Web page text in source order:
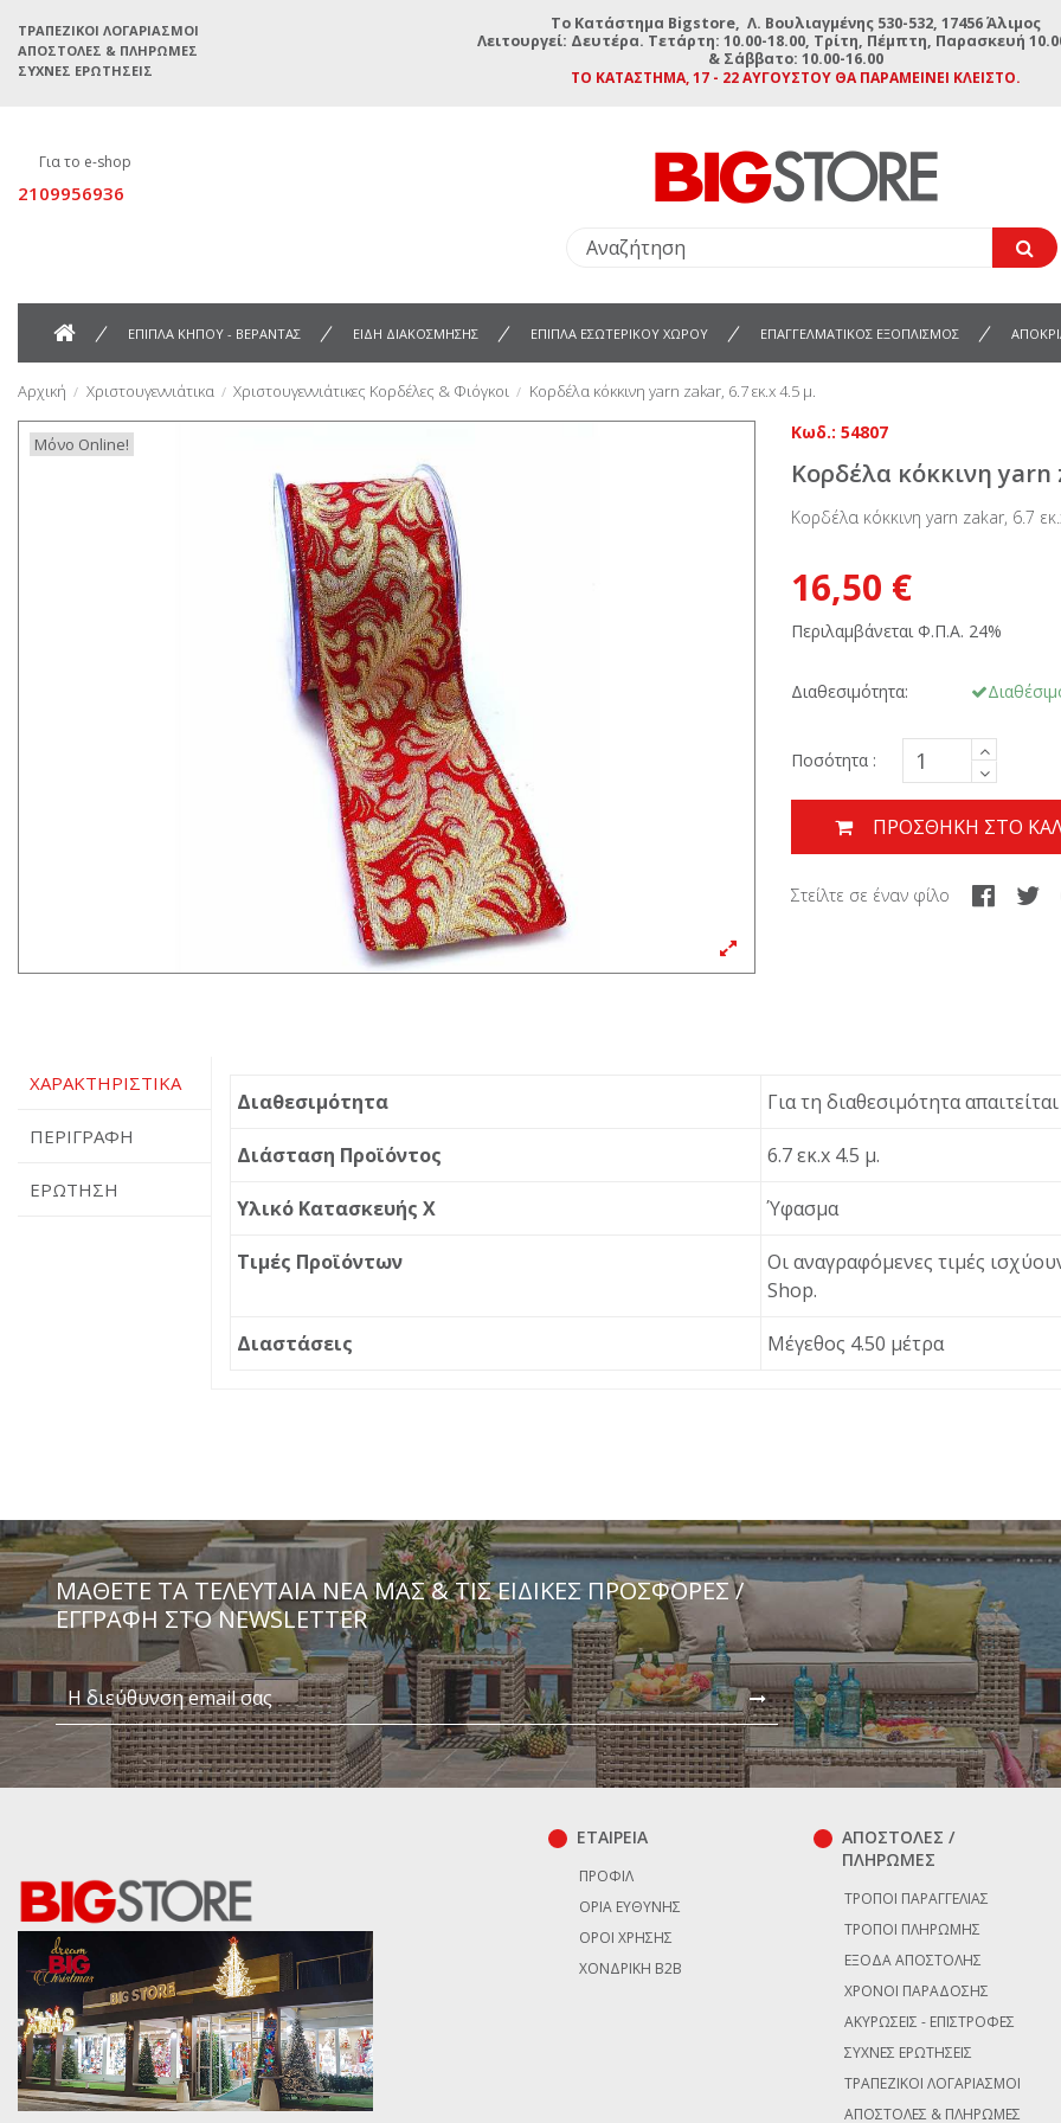
ΤΡΑΠΕΖΙΚΟΊ ΛΟΓΑΡΙΑΣΜΟΊ
ΑΠΟΣΤΟΛΈΣ & ΠΛΗΡΩΜΈΣ
ΣΥΧΝΈΣ ΕΡΩΤΉΣΕΙΣ
To Κατάστημα Bigstore, Λ. Βουλιαγμένης 530-532, 17456 Άλιμος
Λειτουργεί: Δευτέρα. Τετάρτη: 10.00-18.00, Τρίτη, Πέμπτη, Παρασκευή
& Σάββατο: 10.00-16.00
ΤΟ ΚΑΤΆΣΤΗΜΑ, 17 - 22 ΑΥΓΟΎΣΤΟΥ ΘΑ ΠΑΡΑΜΕΊΝΕΙ ΚΛΕΙΣΤΌ.
Για το e-shop
2109956936
ΕΠΙΠΛΑ ΚΗΠΟΥ - ΒΕΡΑΝΤΑΣ ΕΙΔΗ ΔΙΑΚΟΣΜΗΣΗΣ ΕΠΙΠΛΑ ΕΣΩΤΕΡΙΚΟΥ ΧΩΡΟΥ ΕΠΑΓΓΕΛΜΑΤΙΚΟΣ ΕΞΟΠΛΙΣΜΟΣ
Αρχική Χριστουγεννιάτικα Χριστουγεννιάτικες Κορδέλες & Φιόγκοι Κορδέλα κόκκινη yarn zakar, 6.7 εκ.x 4.5 μ.
Μόνο Online!
Κωδ.: 54807
Κορδέλα κόκκινη yarn
Κορδέλα κόκκινη yarn zakar, 6.7
16,50 €
Περιλαμβάνεται Φ.Π.Α. 24%
Διαθεσιμότητα:
Ποσότητα :
ΠΡΟΣΘΉΚΗ ΣΤΟ
Στείλτε σε έναν φίλο
ΧΑΡΑΚΤΗΡΙΣΤΙΚΆ
ΠΕΡΙΓΡΑΦΉ
ΕΡΏΤΗΣΗ
Διαθεσιμότητα Για τη διαθεσιμότητα
Διάσταση Προϊόντος 6.7 εκ.x 4.5 μ.
Υλικό Κατασκευής X Ύφασμα
Τιμές Προϊόντων
Οι αναγραφόμενες τιμές
Shop.
Διαστάσεις Μέγεθος 4.50 μέτρα
KTS-57521
Μήνυμα
ΜΆΘΕΤΕ ΤΑ ΤΕΛΕΥΤΑΊΑ ΝΈΑ ΜΑΣ & ΤΙΣ ΕΙΔΙΚΈΣ ΠΡΟΣΦΟΡΈΣ /
ΕΓΓΡΑΦΗ ΣΤΟ NEWSLETTER
ΕΤΑΙΡΕΙΑ
ΠΡΟΦΊΛ
ΌΡΙΑ ΕΥΘΎΝΗΣ
ΌΡΟΙ ΧΡΉΣΗΣ
ΧΟΝΔΡΙΚΉ B2B
ΑΠΟΣΤΟΛΕΣ /
ΠΛΗΡΩΜΕΣ
ΤΡΌΠΟΙ ΠΑΡΑΓΓΕΛΊΑΣ
ΤΡΌΠΟΙ ΠΛΗΡΩΜΉΣ
ΈΞΟΔΑ ΑΠΟΣΤΟΛΉΣ
ΧΡΌΝΟΙ ΠΑΡΆΔΟΣΗΣ
ΑΚΥΡΏΣΕΙΣ - ΕΠΙΣΤΡΟΦΈΣ
ΣΥΧΝΈΣ ΕΡΩΤΉΣΕΙΣ
ΤΡΑΠΕΖΙΚΟΊ ΛΟΓΑΡΙΑΣΜΟΊ
ΑΠΟΣΤΟΛΈΣ & ΠΛΗΡΩΜΈΣ